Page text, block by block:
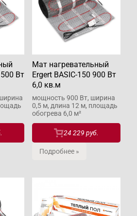
Вт
Мат нагревательный
Ergert BASIC-150 900 Вт
6,0 кв.м
мощность 900 Вт, ширина
0,5 м, длина 12 м, площадь
обогрева 6,0 м²
24 229 руб.
Подробнее »